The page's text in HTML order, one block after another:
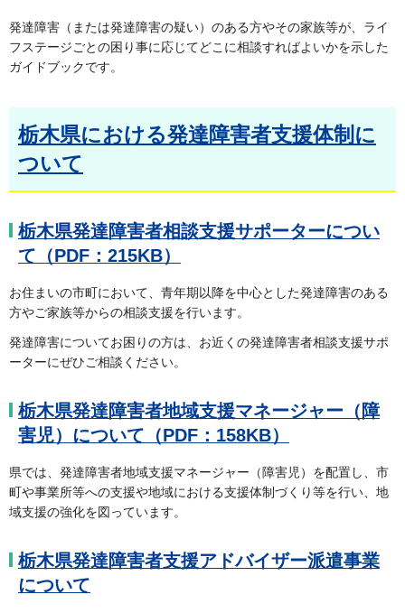
発達障害（または発達障害の疑い）のある方やその家族等が、ライ
フステージごとの困り事に応じてどこに相談すればよいかを示した
ガイドブックです。
栃木県における発達障害者支援体制に
ついて
栃木県発達障害者相談支援サポーターについ
て（PDF：215KB）
お住まいの市町において、青年期以降を中心とした発達障害のある
方やご家族等からの相談支援を行います。
発達障害についてお困りの方は、お近くの発達障害者相談支援サポ
ーターにぜひご相談ください。
栃木県発達障害者地域支援マネージャー（障
害児）について（PDF：158KB）
県では、発達障害者地域支援マネージャー（障害児）を配置し、市
町や事業所等への支援や地域における支援体制づくり等を行い、地
域支援の強化を図っています。
栃木県発達障害者支援アドバイザー派遣事業
について